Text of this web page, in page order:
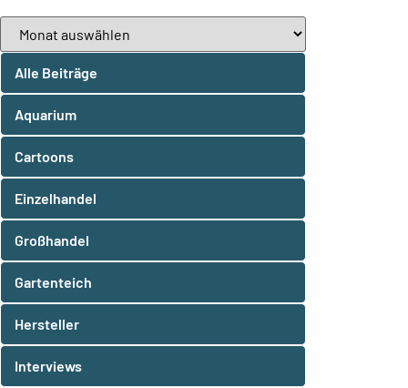
Alle Beiträge
Aquarium
Cartoons
Einzelhandel
Großhandel
Gartenteich
Hersteller
Interviews